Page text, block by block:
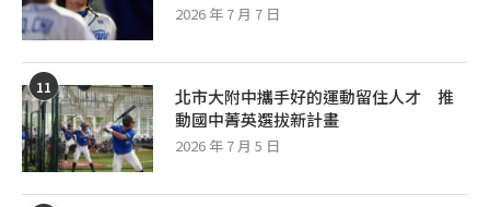
2026 年 7 月 7 日
11
北市大附中攜手好的運動留住人才 推
動國中菁英選拔新計畫
2026 年 7 月 5 日